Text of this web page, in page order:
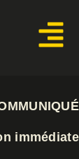
immédiate